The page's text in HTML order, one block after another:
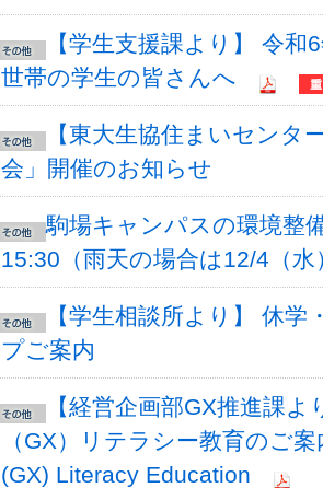
【学生支援課より】 令
世帯の学生の皆さんへ
【東大生協住まいセンタ
会」開催のお知らせ
駒場キャンパスの環境整
15:30（雨天の場合は12/4（水
【学生相談所より】 休
プご案内
【経営企画部GX推進課
（GX）リテラシー教育のご
(GX) Literacy Education